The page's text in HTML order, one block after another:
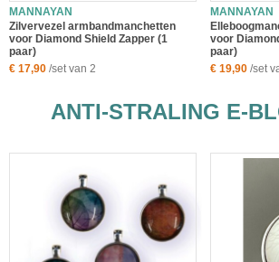
MANNAYAN
Zilvervezel armbandmanchetten
voor Diamond Shield Zapper (1
paar)
€ 17,90 /set van 2
MANNAYAN
voor
paar)
€ 19,90/set
ANTI-STRALING E-